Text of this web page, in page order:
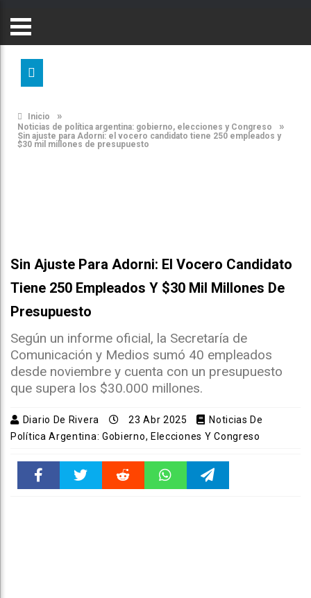
Inicio »
Noticias de política argentina: gobierno, elecciones y Congreso »
Sin ajuste para Adorni: el vocero candidato tiene 250 empleados y
$30 mil millones de presupuesto
Sin Ajuste Para Adorni: El Vocero Candidato
Tiene 250 Empleados Y $30 Mil Millones De
Presupuesto
Según un informe oficial, la Secretaría de
Comunicación y Medios sumó 40 empleados
desde noviembre y cuenta con un presupuesto
que supera los $30.000 millones.
Diario De Rivera 23 Abr 2025
Noticias De
Política Argentina: Gobierno, Elecciones Y Congreso